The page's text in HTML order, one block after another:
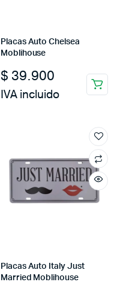
Placas Auto Chelsea
Moblihouse
$ 39.900
IVA incluido
Placas Auto Italy Just
Married Moblihouse